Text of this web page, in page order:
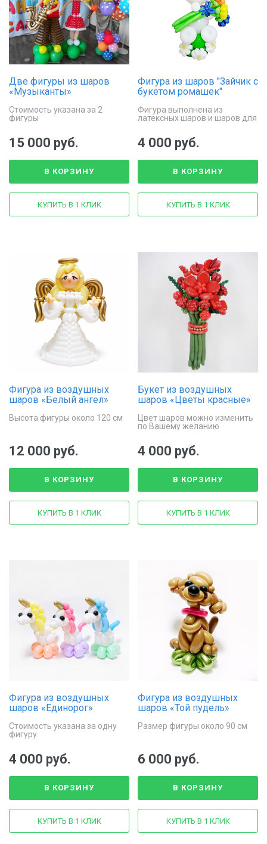
Две фигуры из шаров
«Музыканты»
Стоимость указана за 2
фигуры
15 000 руб.
В КОРЗИНУ
КУПИТЬ В 1 КЛИК
Фигура из шаров "Зайчик с
букетом ромашек"
Фигура выполнена из
латексных шаров и шаров для
4 000 руб.
В КОРЗИНУ
КУПИТЬ В 1 КЛИК
Фигура из воздушных
шаров «Белый ангел»
Высота фигуры около 120 см
12 000 руб.
В КОРЗИНУ
КУПИТЬ В 1 КЛИК
Букет из воздушных
шаров «Цветы красные»
Цвет шаров можно изменить
по Вашему желанию
4 000 руб.
В КОРЗИНУ
КУПИТЬ В 1 КЛИК
Фигура из воздушных
шаров «Единорог»
Стоимость указана за одну
фигуру
4 000 руб.
В КОРЗИНУ
КУПИТЬ В 1 КЛИК
Фигура из воздушных
шаров «Той пудель»
Размер фигуры около 90 см
6 000 руб.
В КОРЗИНУ
КУПИТЬ В 1 КЛИК